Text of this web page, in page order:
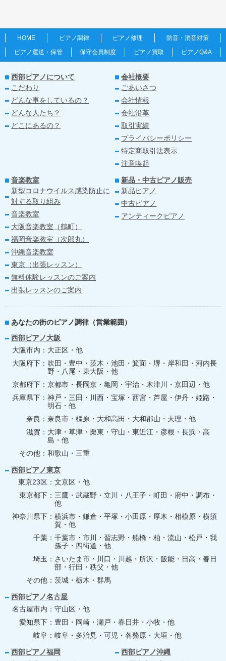
HOME ピアノ調律 ピアノ修理
防音・消音対策
ピアノ運送・保管
保守会員制度 ピアノ買取 ピアノQ&A
西部ピアノについて
こだわり
どんな事をしているの？
どんな人たち？
どこにあるの？
会社概要
ごあいさつ
会社情報
会社沿革
取引実績
プライバシーポリシー
特定商取引法表示
注意喚起
音楽教室
新型コロナウイルス感染防止に
対する取り組み
音楽教室
大阪音楽教室（鶴町）
福岡音楽教室（次郎丸）
沖縄音楽教室
東京（出張レッスン）
無料体験レッスンのご案内
出張レッスンのご案内
新品・中古ピアノ販売
新品ピアノ
中古ピアノ
アンティークピアノ
あなたの街のピアノ調律（営業範囲）
西部ピアノ大阪
大阪市内
大正区・他
大阪府下
吹田・豊中・茨木・池田・箕面・堺・岸和田・河内長
野・八尾・東大阪・他
京都府下
京都市・長岡京・亀岡・宇治・木津川・京田辺・他
兵庫県下
神戸・三田・川西・宝塚・西宮・芦屋・伊丹・姫路・
明石・他
奈良
奈良市・橿原・大和高田・大和郡山・天理・他
滋賀
大津・草津・栗東・守山・東近江・彦根・長浜・高
島・他
その他
和歌山・三重
西部ピアノ東京
東京23区
文京区・他
東京都下
三鷹・武蔵野・立川・八王子・町田・府中・調布・
他
神奈川県下
横浜市・鎌倉・平塚・小田原・厚木・相模原・横須
賀・他
千葉
千葉市・市川・習志野・船橋・柏・流山・松戸・我
孫子・四街道・他
埼玉
さいたま市・川口・川越・所沢・飯能・日高・春日
部・行田・秩父・他
その他
茨城・栃木・群馬
西部ピアノ名古屋
名古屋市内
守山区・他
愛知県下
豊田・岡崎・瀬戸・春日井・小牧・他
岐阜
岐阜・多治見・可児・各務原・大垣・他
西部ピアノ福岡
西部ピアノ沖縄